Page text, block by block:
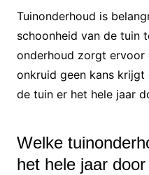
Tuinonderhoud is
schoonheid van de tuin
onderhoud zorgt ervoor
onkruid geen kans
de tuin er het hele jaar
Welke
het hele jaar